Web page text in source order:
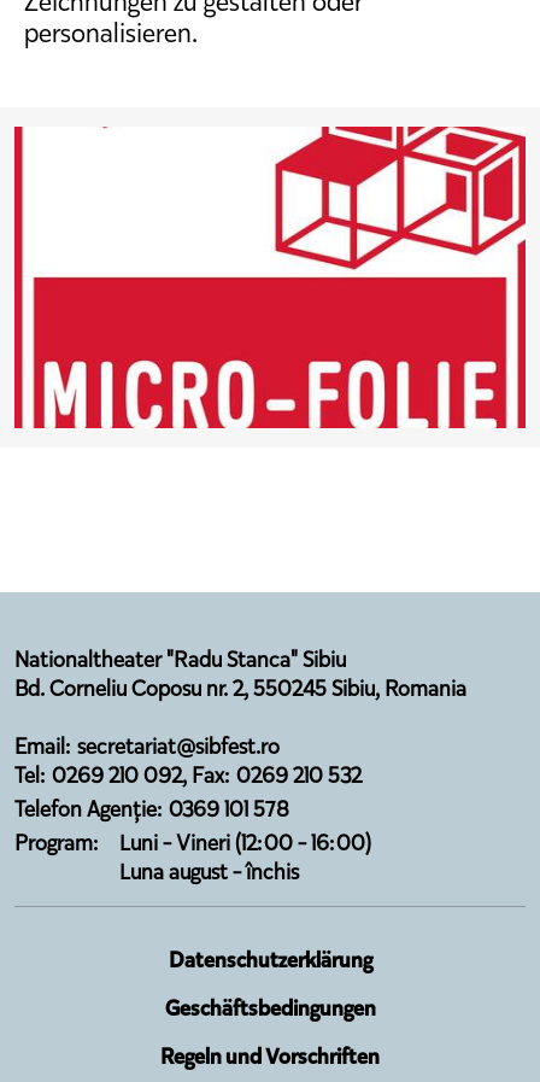
personalisieren.
Nationaltheater "Radu Stanca" Sibiu
Bd. Corneliu Coposu nr. 2, 550245 Sibiu, Romania
Email: secretariat@sibfest.ro
Tel: 0269 210 092, Fax: 0269 210 532
Telefon Agenție: 0369 101 578
Program:
Luni - Vineri (12:00 - 16:00)
Luna august - închis
Datenschutzerklärung
Geschäftsbedingungen
Regeln und Vorschriften